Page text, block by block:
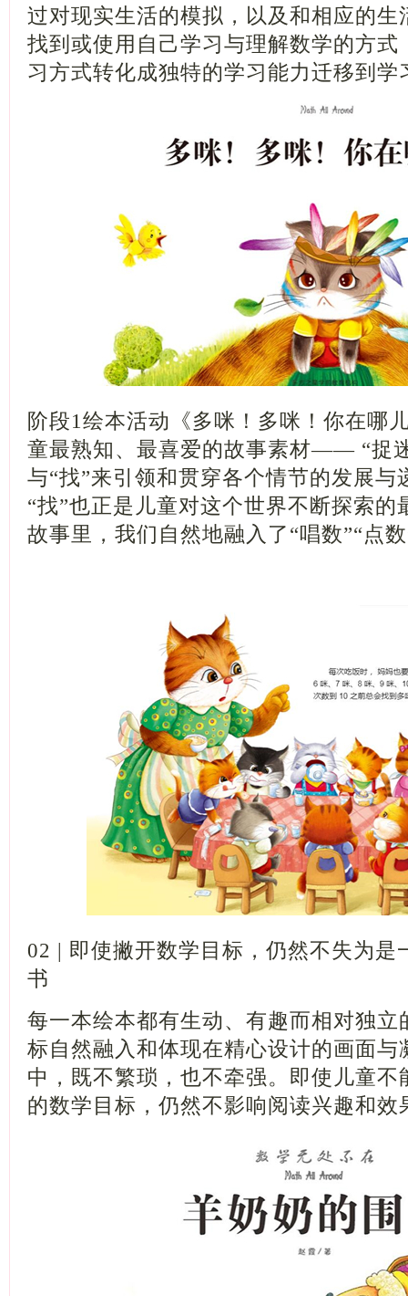
过对现实生活的模拟，以及和相应的生
找到或使用自己学习与理解数学的方式
习方式转化成独特的学习能力迁移到学
阶段1绘本活动《多咪！多咪！你在哪
童最熟知、最喜爱的故事素材—— “捉
与“找”来引领和贯穿各个情节的发展与
“找”也正是儿童对这个世界不断探索的
故事里，我们自然地融入了“唱数”“点
02 | 即使撇开数学目标，仍然不失为是
书
每一本绘本都有生动、有趣而相对独立
标自然融入和体现在精心设计的画面与
中，既不繁琐，也不牵强。即使儿童不
的数学目标，仍然不影响阅读兴趣和效